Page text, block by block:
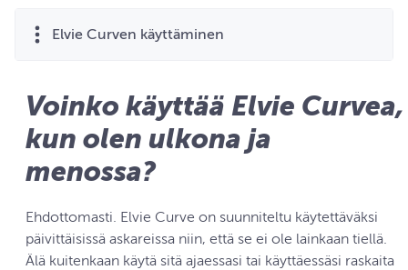
Elvie Curven käyttäminen
Voinko käyttää Elvie Curvea,
kun olen ulkona ja
menossa?
Ehdottomasti. Elvie Curve on suunniteltu käytettäväksi
päivittäisissä askareissa niin, että se ei ole lainkaan tiellä.
Älä kuitenkaan käytä sitä ajaessasi tai käyttäessäsi raskaita